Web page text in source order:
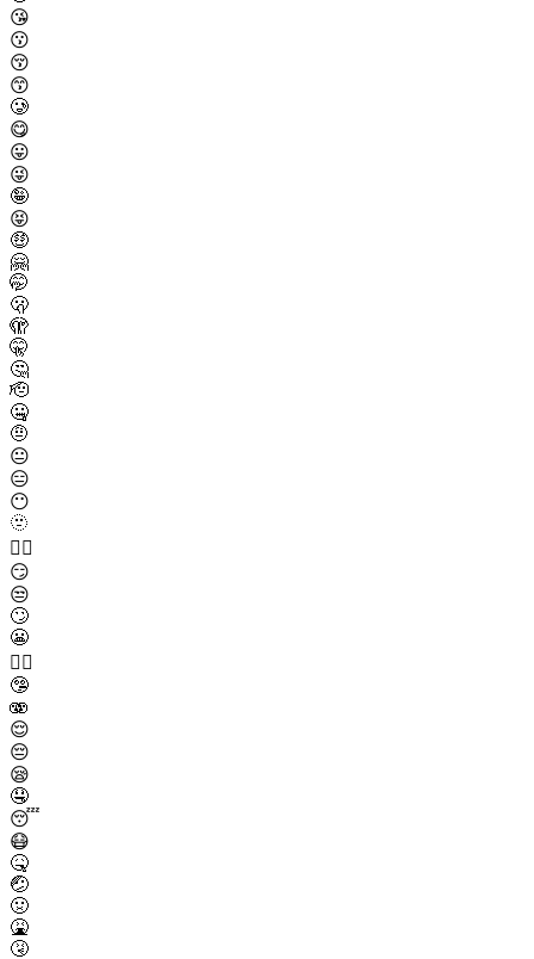
😘
😗
😚
😙
🥲
😋
😛
😜
🤪
😝
🤑
🤗
🤭
🫢
🫣
🤫
🤔
🫡
🤐
🤨
😐
😑
😶
🫥
😶‍🌫️
😏
😒
🙄
😬
😮‍💨
🤥
🫨
😌
😔
😪
🤤
😴
😷
🤒
🤕
🤢
🤮
🤧